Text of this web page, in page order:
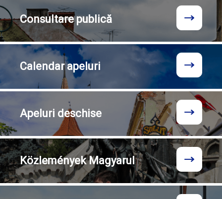
Consultarepublică
Calendarapeluri
Apeluri deschise
KözleményekMagyarul